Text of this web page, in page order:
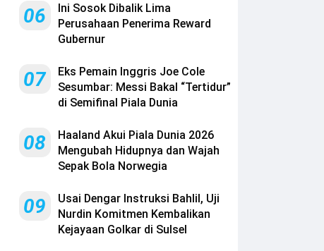
06
Ini Sosok Dibalik Lima
Perusahaan Penerima Reward
Gubernur
07
Eks Pemain Inggris Joe Cole
Sesumbar: Messi Bakal “Tertidur”
di Semifinal Piala Dunia
08
Haaland Akui Piala Dunia 2026
Mengubah Hidupnya dan Wajah
Sepak Bola Norwegia
09
Usai Dengar Instruksi Bahlil, Uji
Nurdin Komitmen Kembalikan
Kejayaan Golkar di Sulsel